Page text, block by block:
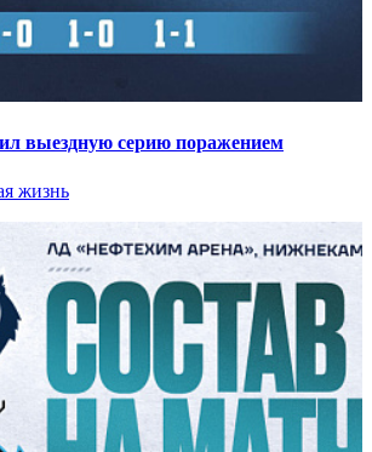
выездную серию поражением
жизнь